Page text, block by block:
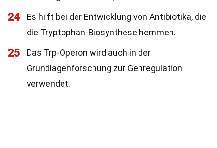
24
Es hilft bei der Entwicklung von Antibiotika, die
die Tryptophan-Biosynthese hemmen.
25
Das Trp-Operon wird auch in der
Grundlagenforschung zur Genregulation
verwendet.